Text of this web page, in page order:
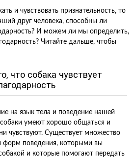
и чувствовать признательность, то
друг человека, способны ли
И можем ли мы определить,
Читайте дальше, чтобы
что собака чувствует
на язык тела и поведение нашей
собаки умеют хорошо общаться и
чувствуют. Существует множество
форм поведения, которыми вы
и которые помогают передать